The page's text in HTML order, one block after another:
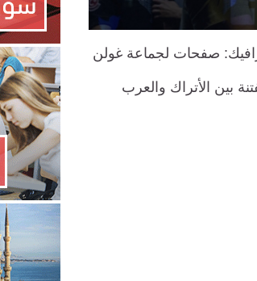
صفحات لجماعة غولن
بين الأتراك والعرب